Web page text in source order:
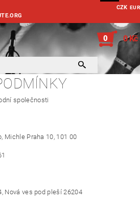
CZK EUR
0 0 Kč
společnosti
Michle Praha 10, 101 00
Nová ves pod pleší 26204